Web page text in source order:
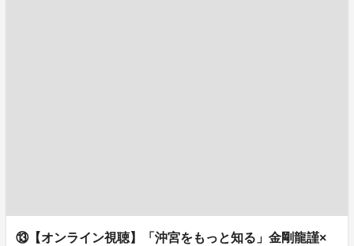
⑬【オンライン視聴】「沖宮をもっと知る」金剛龍謹×